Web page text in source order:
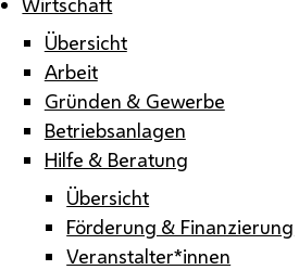
Übersicht
Arbeit
Gründen & Gewerbe
Betriebsanlagen
Hilfe & Beratung
Übersicht
Förderung & Finanzierung
Veranstalter*innen